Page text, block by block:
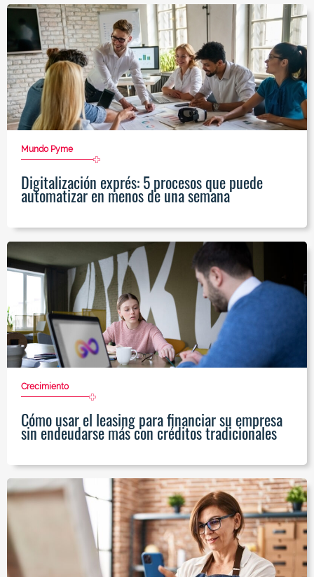
Mundo Pyme
Digitalización exprés: 5 procesos que puede
automatizar en menos de una semana
Crecimiento
Cómo usar el leasing para financiar su empresa
sin endeudarse más con créditos tradicionales